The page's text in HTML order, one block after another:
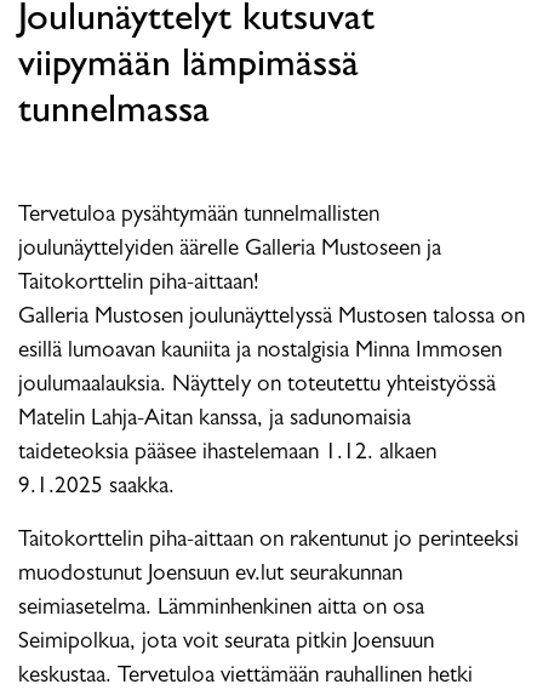
Joulunäyttelyt kutsuvat
viipymään lämpimässä
tunnelmassa
Tervetuloa pysähtymään tunnelmallisten
joulunäyttelyiden äärelle Galleria Mustoseen ja
Taitokorttelin piha-aittaan!
Galleria Mustosen joulunäyttelyssä Mustosen talossa on
esillä lumoavan kauniita ja nostalgisia Minna Immosen
joulumaalauksia. Näyttely on toteutettu yhteistyössä
Matelin Lahja-Aitan kanssa, ja sadunomaisia
taideteoksia pääsee ihastelemaan 1.12. alkaen
9.1.2025 saakka.
Taitokorttelin piha-aittaan on rakentunut jo perinteeksi
muodostunut Joensuun ev.lut seurakunnan
seimiasetelma. Lämminhenkinen aitta on osa
Seimipolkua, jota voit seurata pitkin Joensuun
keskustaa. Tervetuloa viettämään rauhallinen hetki